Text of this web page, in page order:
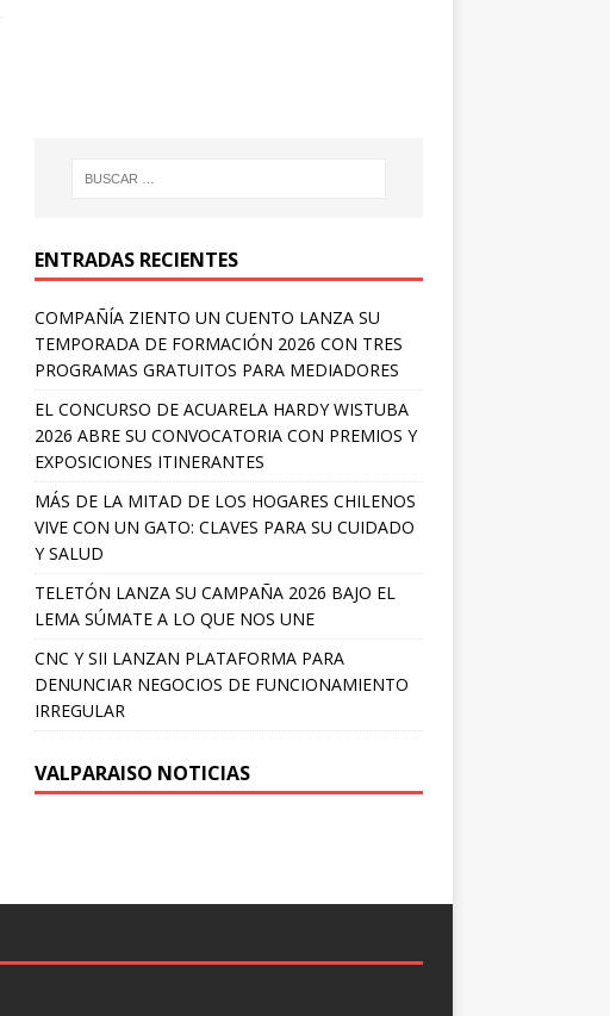
ENTRADAS RECIENTES
COMPAÑÍA ZIENTO UN CUENTO LANZA SU
TEMPORADA DE FORMACIÓN 2026 CON TRES
PROGRAMAS GRATUITOS PARA MEDIADORES
EL CONCURSO DE ACUARELA HARDY WISTUBA
2026 ABRE SU CONVOCATORIA CON PREMIOS Y
EXPOSICIONES ITINERANTES
MÁS DE LA MITAD DE LOS HOGARES CHILENOS
VIVE CON UN GATO: CLAVES PARA SU CUIDADO
Y SALUD
TELETÓN LANZA SU CAMPAÑA 2026 BAJO EL
LEMA SÚMATE A LO QUE NOS UNE
CNC Y SII LANZAN PLATAFORMA PARA
DENUNCIAR NEGOCIOS DE FUNCIONAMIENTO
IRREGULAR
VALPARAISO NOTICIAS